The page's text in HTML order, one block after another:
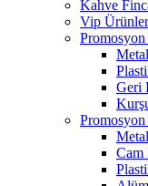
Kahve
Vip Ürünler
Geri
Cam